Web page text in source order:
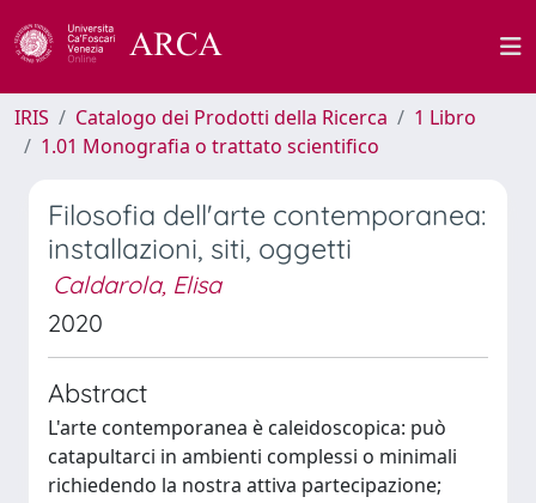
IRIS Catalogo dei Prodotti della Ricerca
1 Libro
1.01 Monografia o trattato scientifico
Filosofia dell'arte contemporanea:
installazioni, siti, oggetti
Caldarola, Elisa
2020
Abstract
L'arte contemporanea è caleidoscopica: può
catapultarci in ambienti complessi o minimali
richiedendo la nostra attiva partecipazione;